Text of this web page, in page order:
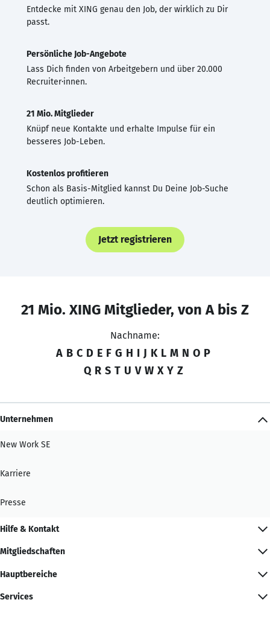
Entdecke mit XING genau den Job, der wirklich zu Dir
passt.
Persönliche Job-Angebote
Lass Dich finden von Arbeitgebern und über 20.000
Recruiter·innen.
21 Mio. Mitglieder
Knüpf neue Kontakte und erhalte Impulse für ein
besseres Job-Leben.
Kostenlos profitieren
Schon als Basis-Mitglied kannst Du Deine Job-Suche
deutlich optimieren.
Jetzt registrieren
21 Mio. XING Mitglieder, von A bis Z
Nachname:
A B C D E F G H I J K L M N O P
Q R S T U V W X Y Z
Unternehmen
New Work SE
Karriere
Presse
Hilfe & Kontakt
Mitgliedschaften
Hauptbereiche
Services